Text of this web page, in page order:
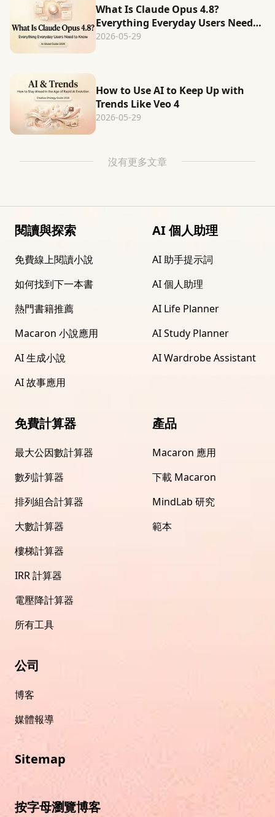
What Is Claude Opus 4.8?
Everything Everyday Users Need
to Know
2026-05-29
How to Use AI to Keep Up with
Trends Like Veo 4
2026-05-29
沒有更多文章
閱讀與探索
免費線上閱讀小說
如何找到下一本書
熱門書籍推薦
Macaron 小說應用
AI 生成小說
AI 故事應用
AI 個人助理
AI 助手提示詞
AI 個人助理
AI Life Planner
AI Study Planner
AI Wardrobe Assistant
免費計算器
最大公因數計算器
數列計算器
排列組合計算器
大數計算器
樓梯計算器
IRR 計算器
電壓降計算器
所有工具
產品
Macaron 應用
下載 Macaron
MindLab 研究
範本
公司
博客
媒體報導
Sitemap
按字母瀏覽博客